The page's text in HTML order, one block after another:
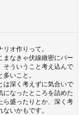
オ作りって。
まなきゃ伏線緻密にパー
そういうこと考え込んで
いこと。
は深く考えずに気合いで
になったところを詰めた
ら盛ったりとか、深く考
いかもです。